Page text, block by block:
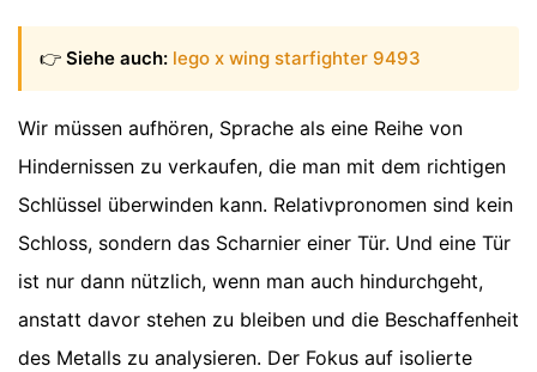
👉 Siehe auch: lego x wing starfighter 9493
Wir müssen aufhören, Sprache als eine Reihe von
Hindernissen zu verkaufen, die man mit dem richtigen
Schlüssel überwinden kann. Relativpronomen sind kein
Schloss, sondern das Scharnier einer Tür. Und eine Tür
ist nur dann nützlich, wenn man auch hindurchgeht,
anstatt davor stehen zu bleiben und die Beschaffenheit
des Metalls zu analysieren. Der Fokus auf isolierte